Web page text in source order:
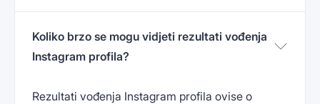
Koliko brzo se mogu vidjeti rezultati vođenja
Instagram profila?
Rezultati vođenja Instagram profila ovise o